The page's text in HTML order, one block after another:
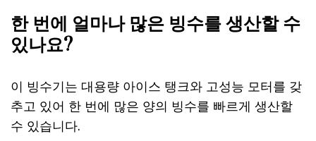
한 번에 얼마나 많은 빙수를 생산할 수
있나요?
이 빙수기는 대용량 아이스 탱크와 고성능 모터를 갖
추고 있어 한 번에 많은 양의 빙수를 빠르게 생산할
수 있습니다.